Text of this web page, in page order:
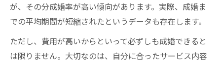
が、その分成婚率が高い傾向があります。実際、成婚ま
での平均期間が短縮されたというデータも存在します。
ただし、費用が高いからといって必ずしも成婚できると
は限りません。大切なのは、自分に合ったサービス内容